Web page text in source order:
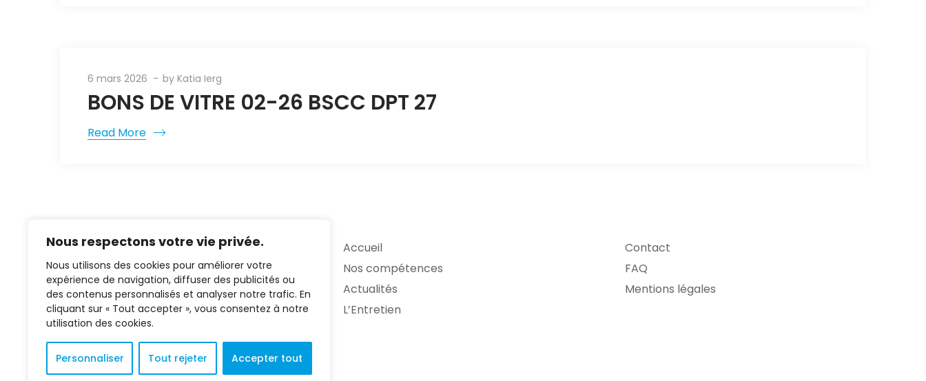
Nous respectons votre vie privée.
Nous utilisons des cookies pour améliorer votre
expérience de navigation, diffuser des publicités ou
des contenus personnalisés et analyser notre trafic. En
cliquant sur « Tout accepter », vous consentez à notre
utilisation des cookies.
Personnaliser Tout rejeter Accepter tout
6 mars 2026 by Katia Ierg
BONS DE VITRE 02-26 BSCC DPT 27
Read More
02 37 38 00 78
Accueil
Nos compétences
Actualités
L’Entretien
Contact
FAQ
Mentions légales